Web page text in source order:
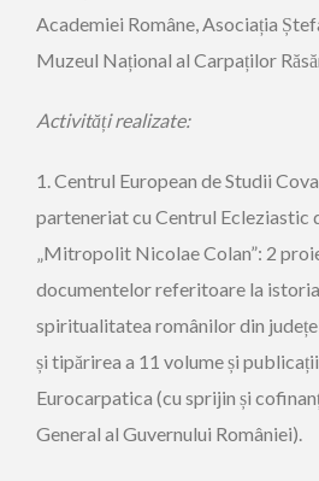
Academiei Române, Asociația
Muzeul Național al Carpaților
Activități realizate:
1. Centrul European de Studii
parteneriat cu Centrul Ecleziastic
„Mitropolit Nicolae Colan”: 2
documentelor referitoare la
spiritualitatea românilor din
și tipărirea a 11 volume și
Eurocarpatica (cu sprijin și
General al Guvernului României).